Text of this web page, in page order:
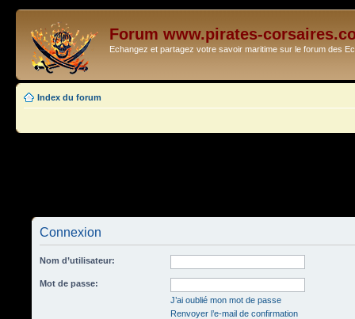
Forum www.pirates-
Echangez et partagez votre savoir maritime sur le forum des
Index du forum
Connexion
Nom d’utilisateur:
Mot de passe:
J’ai oublié mon mot de passe
Renvoyer l’e-mail de confirmation